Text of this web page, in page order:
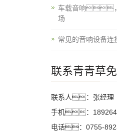
车载音响
场
常见的音响设备连
联系青青草
联系人：张经理
手机：
电话：0755-